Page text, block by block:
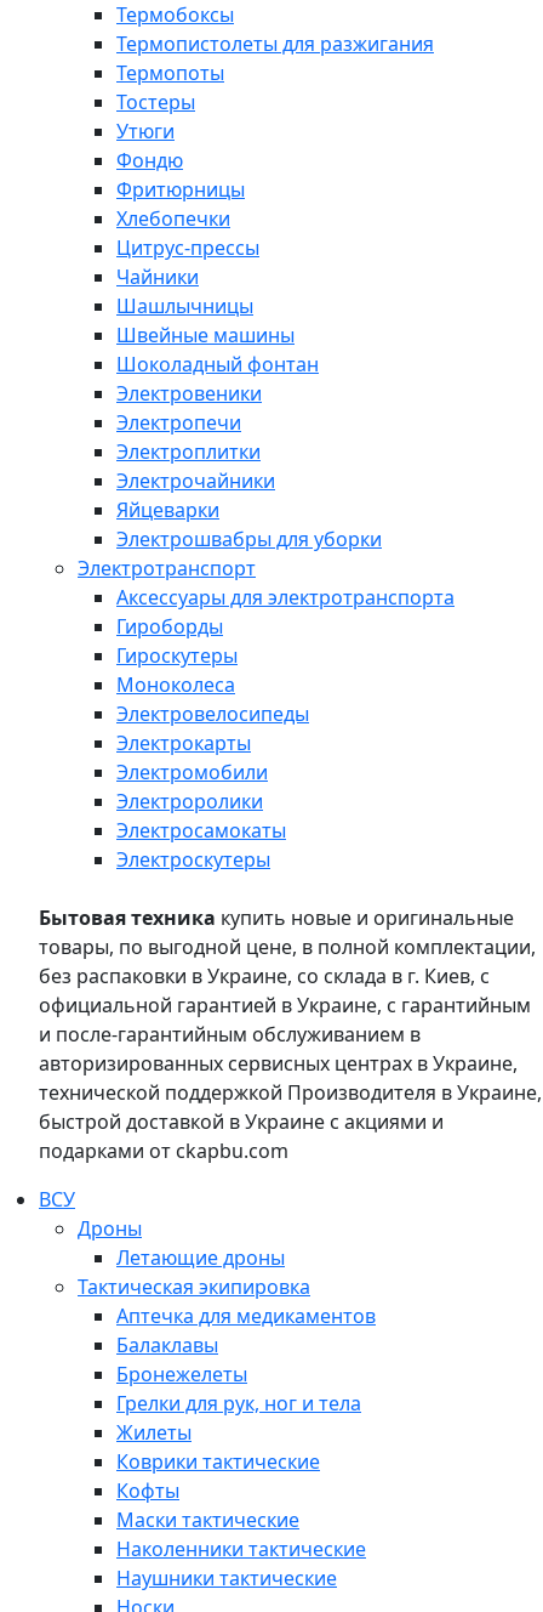
Термобоксы
Термопистолеты для разжигания
Термопоты
Тостеры
Утюги
Фондю
Фритюрницы
Хлебопечки
Цитрус-прессы
Чайники
Шашлычницы
Швейные машины
Шоколадный фонтан
Электровеники
Электропечи
Электроплитки
Электрочайники
Яйцеварки
Электрошвабры для уборки
Электротранспорт
Аксессуары для электротранспорта
Гироборды
Гироскутеры
Моноколеса
Электровелосипеды
Электрокарты
Электромобили
Электроролики
Электросамокаты
Электроскутеры
Бытовая техника купить новые и оригинальные
товары, по выгодной цене, в полной комплектации,
без распаковки в Украине, со склада в г. Киев, с
официальной гарантией в Украине, с гарантийным
и после-гарантийным обслуживанием в
авторизированных сервисных центрах в Украине,
технической поддержкой Производителя в Украине,
быстрой доставкой в Украине с акциями и
подарками от ckapbu.com
ВСУ
Дроны
Летающие дроны
Тактическая экипировка
Аптечка для медикаментов
Балаклавы
Бронежелеты
Грелки для рук, ног и тела
Жилеты
Коврики тактические
Кофты
Маски тактические
Наколенники тактические
Наушники тактические